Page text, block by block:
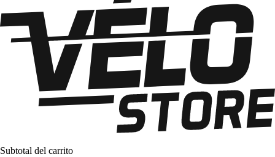
Subtotal del carrito